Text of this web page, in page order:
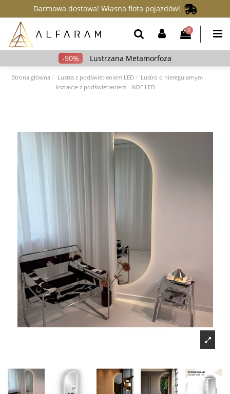
Darmowa dostawa! Własna flota pojazdów!
0
Lustrzana Metamorfoza
Strona główna Lustra z podświetleniem LED
Lustro o nieregularnym
kształcie z podświetleniem - NOE LED